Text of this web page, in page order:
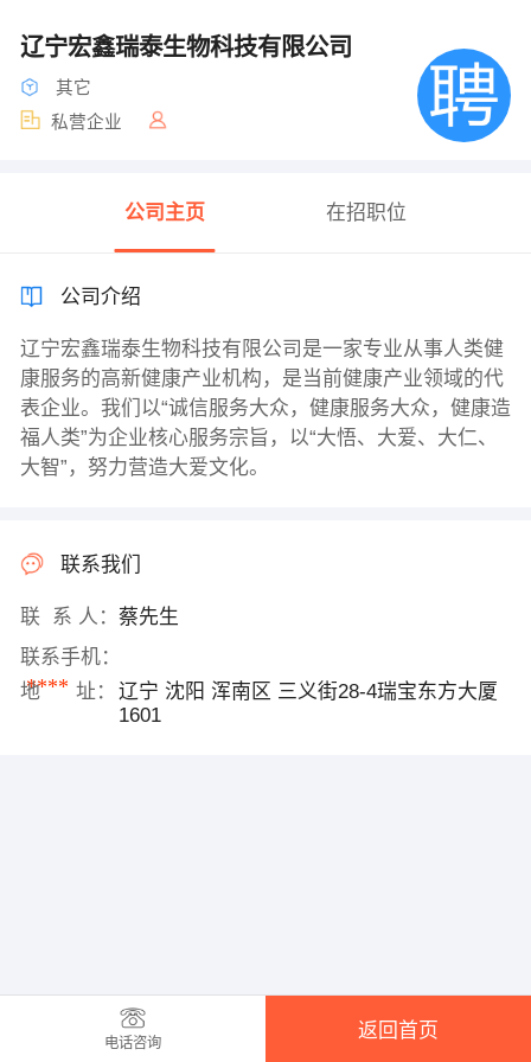
辽宁宏鑫瑞泰生物科技有限公司
其它
私营企业
公司主页 在招职位
公司介绍
辽宁宏鑫瑞泰生物科技有限公司是一家专业从事人类健
康服务的高新健康产业机构，是当前健康产业领域的代
表企业。我们以“诚信服务大众，健康服务大众，健康造
福人类”为企业核心服务宗旨，以“大悟、大爱、大仁、
大智”，努力营造大爱文化。
联系我们
联 系 人： 蔡先生
联系手机：
****
地 址：
辽宁 沈阳 浑南区 三义街28-4瑞宝东方大厦
1601
电话咨询
返回首页